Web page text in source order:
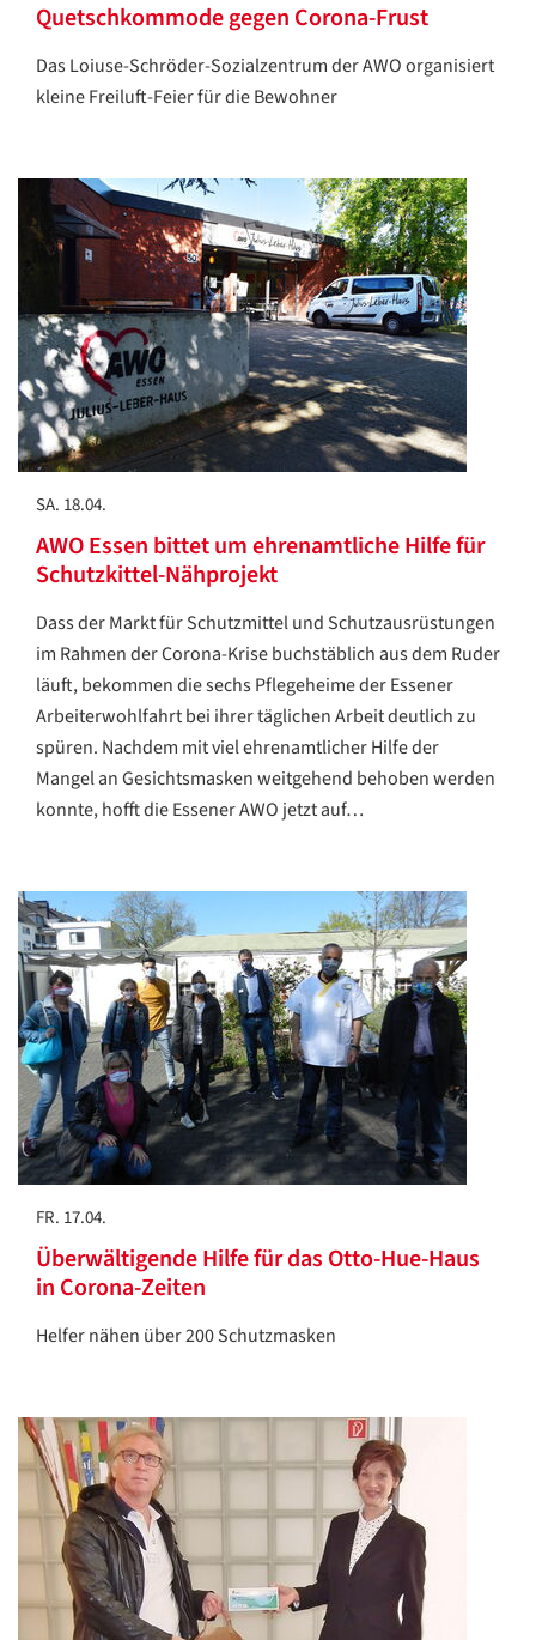
Quetschkommode gegen Corona-Frust
Das Loiuse-Schröder-Sozialzentrum der AWO organisiert
kleine Freiluft-Feier für die Bewohner
SA. 18.04.
AWO Essen bittet um ehrenamtliche Hilfe für
Schutzkittel-Nähprojekt
Dass der Markt für Schutzmittel und Schutzausrüstungen
im Rahmen der Corona-Krise buchstäblich aus dem Ruder
läuft, bekommen die sechs Pflegeheime der Essener
Arbeiterwohlfahrt bei ihrer täglichen Arbeit deutlich zu
spüren. Nachdem mit viel ehrenamtlicher Hilfe der
Mangel an Gesichtsmasken weitgehend behoben werden
konnte, hofft die Essener AWO jetzt auf…
FR. 17.04.
Überwältigende Hilfe für das Otto-Hue-Haus
in Corona-Zeiten
Helfer nähen über 200 Schutzmasken